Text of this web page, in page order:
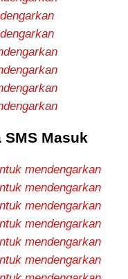
SMS Masuk
mendengarkan
mendengarkan
mendengarkan
mendengarkan
mendengarkan
mendengarkan